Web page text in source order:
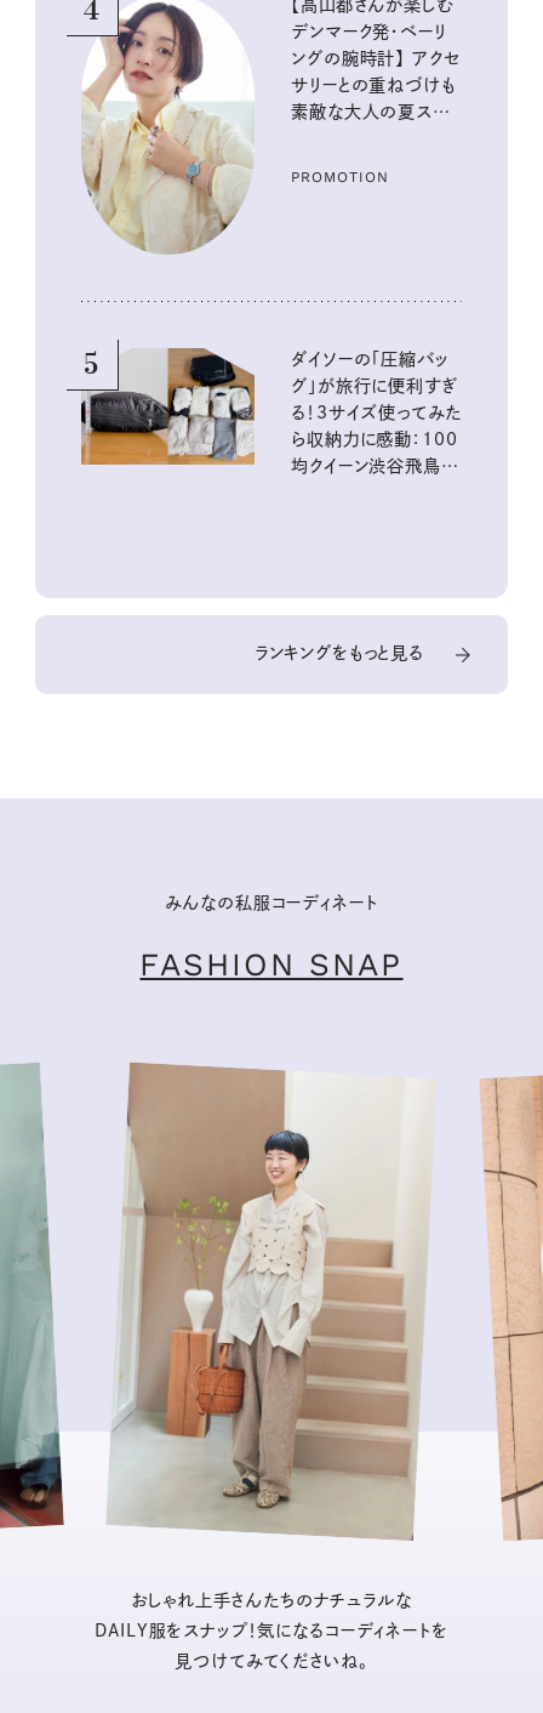
4
【高山都さんが楽しむ
デンマーク発・ベーリ
ングの腕時計】 アクセ
サリーとの重ねづけも
素敵な大人の夏スタイ
PROMOTION
5
ダイソーの「圧縮バッ
グ」が旅行に便利すぎ
る！3サイズ使ってみた
ら収納力に感動：100
均クイーン渋谷飛鳥の
ランキングをもっと見る
みんなの私服コーディネート
FASHION SNAP
おしゃれ上手さんたちのナチュラルな
DAILY服をスナップ！気になるコーディネートを
見つけてみてくださいね。